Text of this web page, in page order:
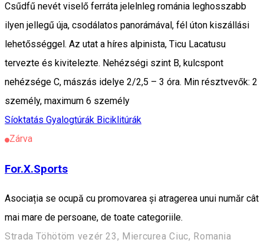
Csűdfű nevét viselő ferráta jelelnleg románia leghosszabb
ilyen jellegű úja, csodálatos panorámával, fél úton kiszállási
lehetősséggel. Az utat a híres alpinista, Ticu Lacatusu
tervezte és kivitelezte. Nehézségi szint B, kulcspont
nehézsége C, mászás idelye 2/2,5 – 3 óra. Min résztvevők: 2
személy, maximum 6 személy
Síoktatás Gyalogtúrák Biciklitúrák
Zárva
For.X.Sports
Asociația se ocupă cu promovarea și atragerea unui număr cât
mai mare de persoane, de toate categoriile.
Strada Töhötöm vezér 23, Miercurea Ciuc, Romania